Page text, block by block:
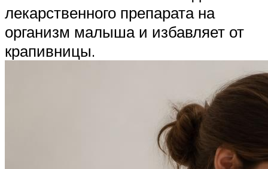
лекарственного препарата на
организм малыша и избавляет от
крапивницы.